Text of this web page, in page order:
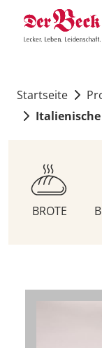
Startseite
BROTE